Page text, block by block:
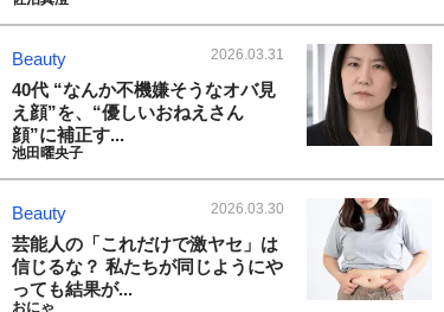
Beauty 2026.03.31
40代 “なんか不機嫌そうなオバ見
え顔”を、“優しいおねえさん
顔”に補正す...
池田曜央子
Beauty 2026.03.30
芸能人の「これだけで激ヤセ」は
信じるな？ 私たちが同じようにや
っても結果が...
おにゃ